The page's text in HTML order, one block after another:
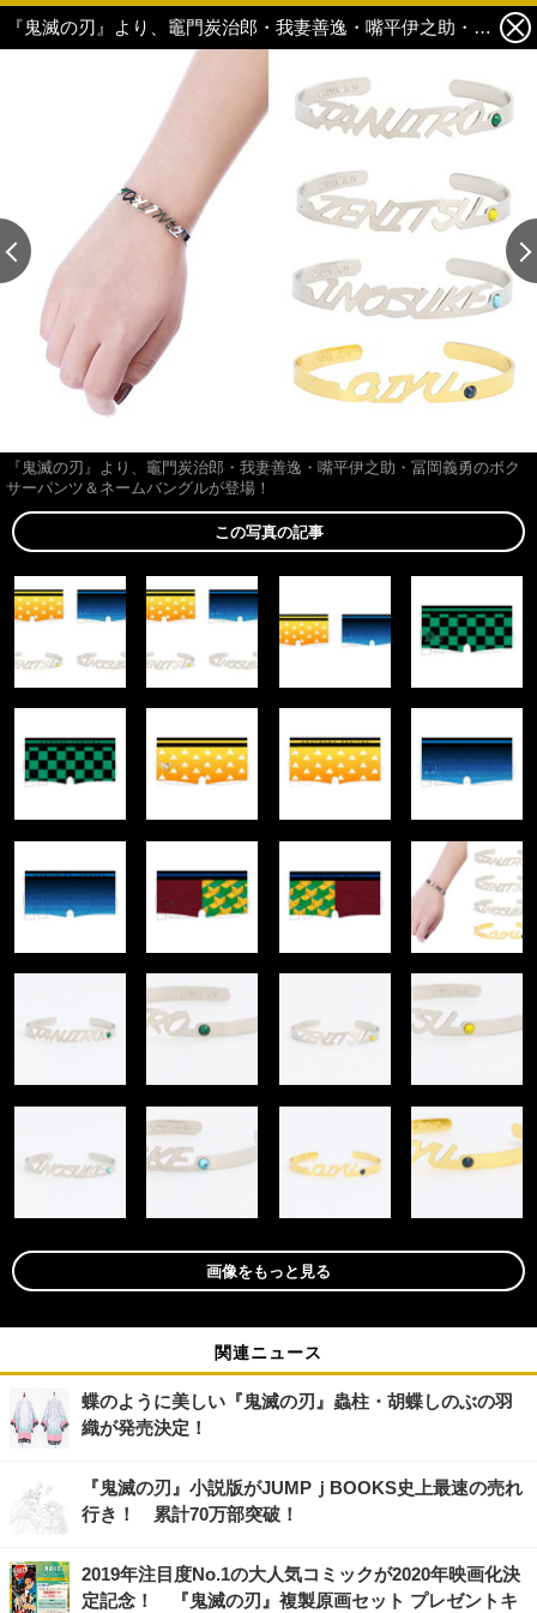
『鬼滅の刃』より、竈門炭治郎・我妻善逸・嘴平伊之助・冨岡義勇のボクサーパンツ＆ネームバングルが登場！ 12枚目の写真・画像
『鬼滅の刃』より、竈門炭治郎・我妻善逸・嘴平伊之助・冨岡義勇のボク
サーパンツ＆ネームバングルが登場！
この写真の記事
画像をもっと見る
関連ニュース
蝶のように美しい『鬼滅の刃』蟲柱・胡蝶しのぶの羽
織が発売決定！
『鬼滅の刃』小説版がJUMPｊBOOKS史上最速の売れ
行き！ 累計70万部突破！
2019年注目度No.1の大人気コミックが2020年映画化決
定記念！ 『鬼滅の刃』複製原画セット プレゼントキ